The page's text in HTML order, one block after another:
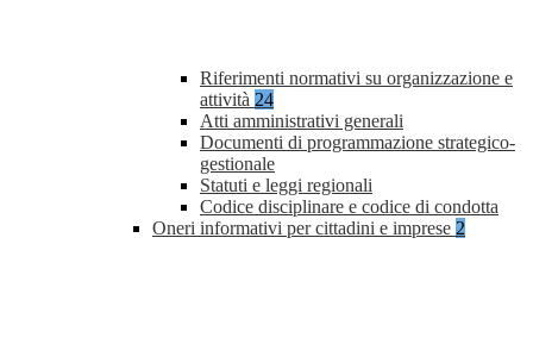
Riferimenti normativi su organizzazione e
attività 24
Atti amministrativi generali
Documenti di programmazione strategico-
gestionale
Statuti e leggi regionali
Codice disciplinare e codice di condotta
Oneri informativi per cittadini e imprese 2